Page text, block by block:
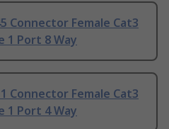
Connector Female Cat3
1 Port 8 Way
Connector Female Cat3
1 Port 4 Way